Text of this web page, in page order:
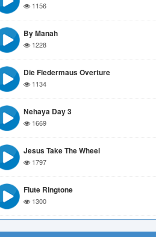
1156
By Manah
1228
Die Fledermaus Overture
1134
Nehaya Day 3
1669
Jesus Take The Wheel
1797
Flute Ringtone
1300